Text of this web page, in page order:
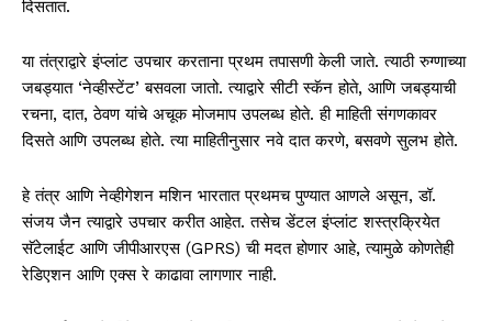
दिसतात.
या तंत्राद्वारे इंप्लांट उपचार करताना प्रथम तपासणी केली जाते. त्याठी रुग्णाच्या
जबड्यात ‘नेव्हीस्टेंट’ बसवला जातो. त्याद्वारे सीटी स्कॅन होते, आणि जबड्याची
रचना, दात, ठेवण यांचे अचूक मोजमाप उपलब्ध होते. ही माहिती संगणकावर
दिसते आणि उपलब्ध होते. त्या माहितीनुसार नवे दात करणे, बसवणे सुलभ होते.
हे तंत्र आणि नेव्हीगेशन मशिन भारतात प्रथमच पुण्यात आणले असून, डॉ.
संजय जैन त्याद्वारे उपचार करीत आहेत. तसेच डेंटल इंप्लांट शस्त्रक्रियेत
सॅटेलाईट आणि जीपीआरएस (GPRS) ची मदत होणार आहे, त्यामुळे कोणतेही
रेडिएशन आणि एक्स रे काढावा लागणार नाही.